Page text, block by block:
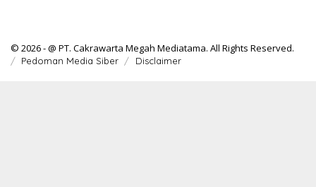
© 2026 - @ PT. Cakrawarta Megah Mediatama. All Rights Reserved.
Pedoman Media Siber Disclaimer